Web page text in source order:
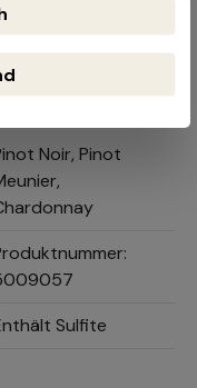
durch DHL oder der öst.
Noir, Pinot
Sulfite